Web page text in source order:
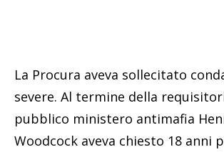
La Procura aveva sollecitato
severe. Al termine della
pubblico ministero antimafia
Woodcock aveva chiesto 18 anni